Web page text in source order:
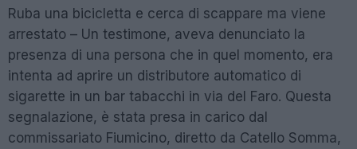
Ruba una bicicletta e cerca di scappare ma viene
arrestato – Un testimone, aveva denunciato la
presenza di una persona che in quel momento, era
intenta ad aprire un distributore automatico di
sigarette in un bar tabacchi in via del Faro. Questa
segnalazione, è stata presa in carico dal
commissariato Fiumicino, diretto da Catello Somma,